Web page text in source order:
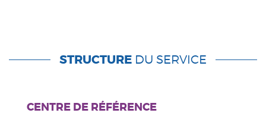
STRUCTURE DU SERVICE
CENTRE DE RÉFÉRENCE